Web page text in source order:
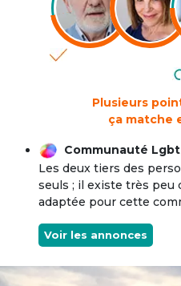
Plusieurs
ça matche
Communauté
Les deux tiers des
seuls ; il existe très peu
adaptée pour cette
Voir les annonces